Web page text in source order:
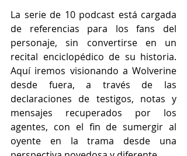
La serie de 10 podcast está cargada
de referencias para los fans del
personaje, sin convertirse en un
recital enciclopédico de su historia.
Aquí iremos visionando a Wolverine
desde fuera, a través de las
declaraciones de testigos, notas y
mensajes recuperados por los
agentes, con el fin de sumergir al
oyente en la trama desde una